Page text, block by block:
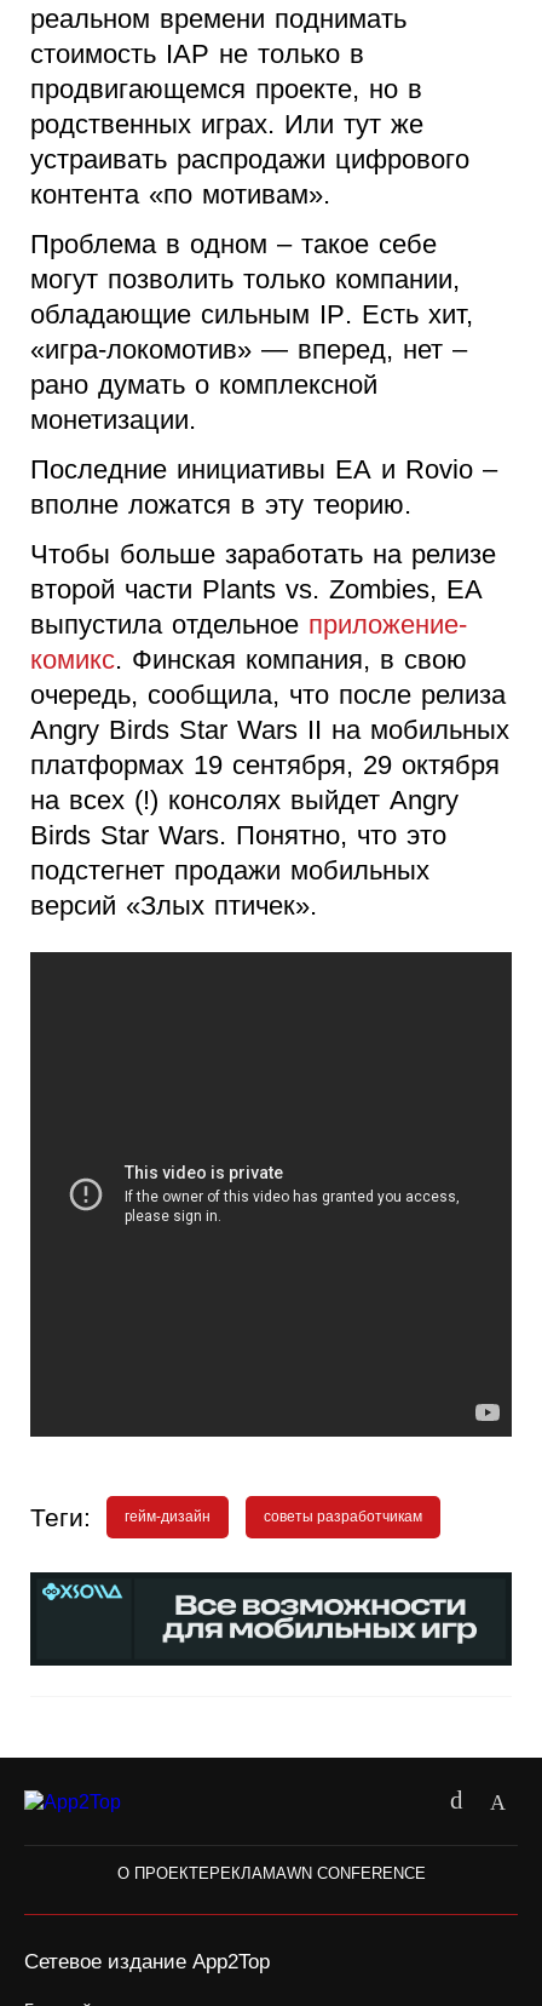
реальном времени поднимать
стоимость IAP не только в
продвигающемся проекте, но в
родственных играх. Или тут же
устраивать распродажи цифрового
контента «по мотивам».
Проблема в одном – такое себе
могут позволить только компании,
обладающие сильным IP. Есть хит,
«игра-локомотив» — вперед, нет –
рано думать о комплексной
монетизации.
Последние инициативы EA и Rovio –
вполне ложатся в эту теорию.
Чтобы больше заработать на релизе
второй части Plants vs. Zombies, EA
выпустила отдельное приложение-
комикс. Финская компания, в свою
очередь, сообщила, что после релиза
Angry Birds Star Wars II на мобильных
платформах 19 сентября, 29 октября
на всех (!) консолях выйдет Angry
Birds Star Wars. Понятно, что это
подстегнет продажи мобильных
версий «Злых птичек».
Теги: гейм-дизайн советы разработчикам
О ПРОЕКТЕРЕКЛАМАWN CONFERENCE
Сетевое издание App2Top